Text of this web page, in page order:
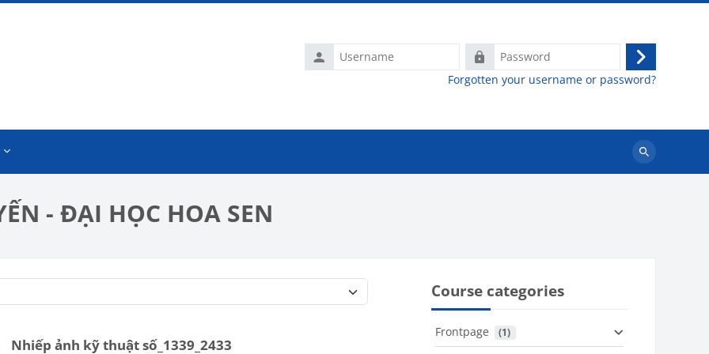
Username
Password
Log
in
Forgotten your username or password?
Search
- ĐẠI HỌC HOA SEN
Nhiếp ảnh kỹ thuật số_1339_2433
Course categories
Frontpage (1)